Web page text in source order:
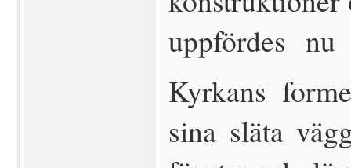
uppfördes
Kyrkans
sina släta